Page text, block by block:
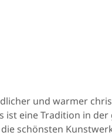
und warmer
ist eine Tradition in
schönsten